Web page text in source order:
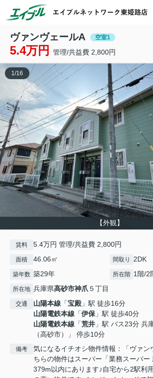
ヴァンヴェールA 空室1
5.4万円 管理/共益費 2,800円
【外観】
1/16
賃料 5.4万円 管理/共益費 2,800円
面積 46.06㎡ 間取り 2DK
築年数 築29年 所在階 1階/2
所在地 兵庫県高砂市神爪５丁目
交通 山陽本線 「宝殿 」駅 徒歩16分
山陽電鉄本線 「伊保」駅 徒歩40分
山陽電鉄本線 「荒井 」駅 バス23分 兵
（高砂市）」 停歩10分
備考
気になるイチオシ物件情報：「ヴァン
ちらの物件はスーパー「業務スーパー
379m以内にあります♪自宅から2駅利